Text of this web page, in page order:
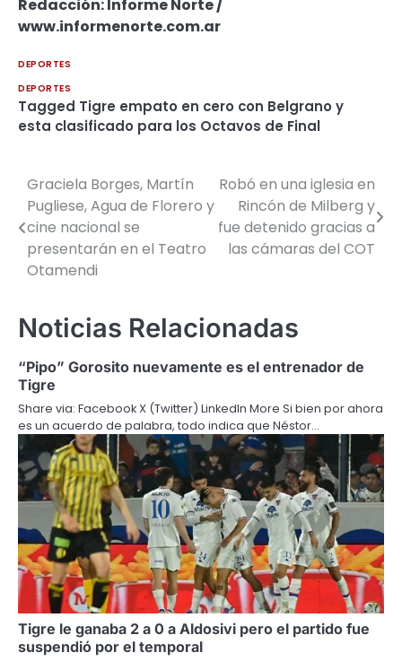
Redacción: Informe Norte /
www.informenorte.com.ar
DEPORTES
DEPORTES
Tagged Tigre empato en cero con Belgrano y
esta clasificado para los Octavos de Final
Navegación
de
entradas
Graciela Borges, Martín
Pugliese, Agua de Florero y
cine nacional se
presentarán en el Teatro
Otamendi
Robó en una iglesia en
Rincón de Milberg y
fue detenido gracias a
las cámaras del COT
Noticias Relacionadas
“Pipo” Gorosito nuevamente es el entrenador de
Tigre
Share via: Facebook X (Twitter) LinkedIn More Si bien por ahora
es un acuerdo de palabra, todo indica que Néstor…
Tigre le ganaba 2 a 0 a Aldosivi pero el partido fue
suspendió por el temporal